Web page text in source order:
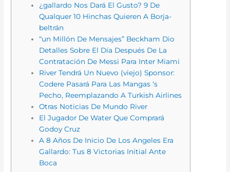
¿gallardo Nos Dará El Gusto? 9 De
Qualquer 10 Hinchas Quieren A Borja-
beltrán
“un Millón De Mensajes” Beckham Dio
Detalles Sobre El Día Después De La
Contratación De Messi Para Inter Miami
River Tendrá Un Nuevo (viejo) Sponsor:
Codere Pasará Para Las Mangas ‘s
Pecho, Reemplazando A Turkish Airlines
Otras Noticias De Mundo River
El Jugador De Water Que Comprará
Godoy Cruz
A 8 Años De Inicio De Los Angeles Era
Gallardo: Tus 8 Victorias Initial Ante
Boca